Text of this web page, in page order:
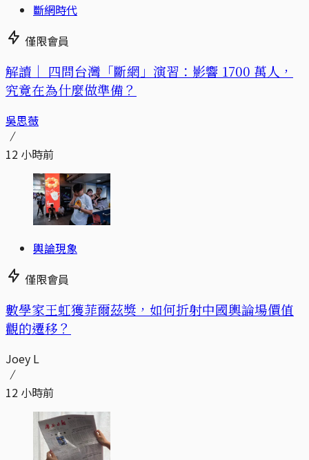
斷網時代
僅限會員
解讀｜ 四問台灣「斷網」演習：影響 1700 萬人，
究竟在為什麼做準備？
吳思薇
12 小時前
輿論現象
僅限會員
數學家王虹獲菲爾茲獎，如何折射中國輿論場價值
觀的遷移？
Joey L
12 小時前